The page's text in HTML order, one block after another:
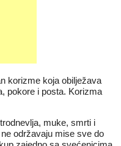
korizme koja obilježava
pokore i posta. Korizma
muke, smrti i
održavaju mise sve do